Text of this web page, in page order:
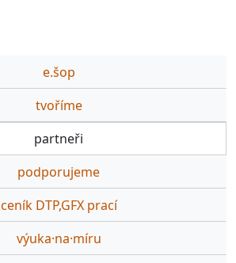
e.šop
tvoříme
partneři
podporujeme
ceník DTP,GFX prací
výuka·na·míru